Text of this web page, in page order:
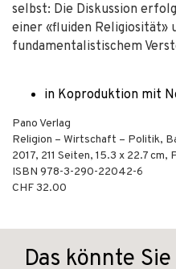
selbst: Die Diskussion
einer «fluiden Religiosität»
fundamentalistischem
in Koproduktion mit
Pano Verlag
Religion – Wirtschaft – Politik,
2017, 211 Seiten, 15.3 x 22.7 cm,
ISBN 978-3-290-22042-6
CHF 32.00
Das könnte